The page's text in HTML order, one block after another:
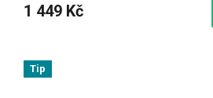
1 449 Kč
Tip